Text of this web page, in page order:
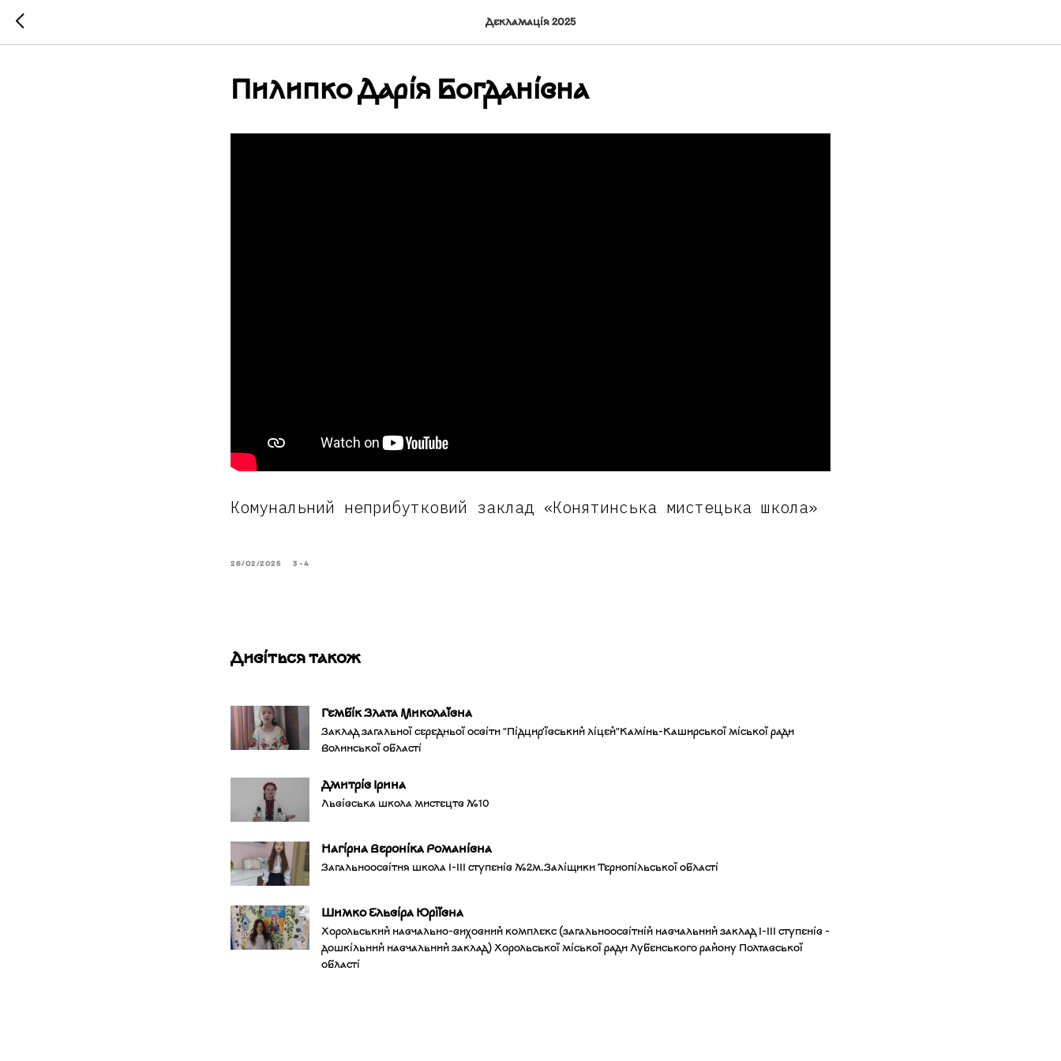
Декламація 2025
Пилипко Дарія Богданівна
Комунальний неприбутковий заклад «Конятинська мистецька школа»
26/02/2025 3-4
Дивіться також
Гембік Злата Миколаївна
Заклад загальної середньої освіти "Підцир'ївський ліцей"Камінь-Каширської міської ради
Волинської області
Дмитрів Ірина
Львівська школа мистецтв №10
Нагірна Вероніка Романівна
Загальноосвітня школа І-ІІІ ступенів №2м.Заліщики Тернопільської області
Шимко Ельвіра Юріївна
Хорольський навчально-виховний комплекс (загальноосвітній навчальний заклад І-ІІІ ступенів -
дошкільний навчальний заклад) Хорольської міської ради Лубенського району Полтавської
області